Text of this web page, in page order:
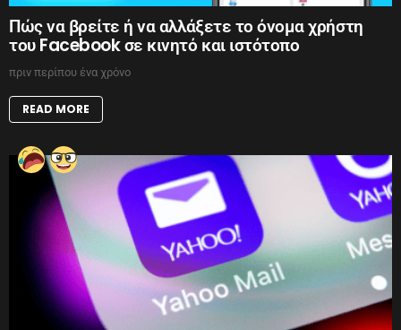
Πώς να βρείτε ή να αλλάξετε το όνομα χρήστη
του Facebook σε κινητό και ιστότοπο
πριν περίπου ένα χρόνο
READ MORE